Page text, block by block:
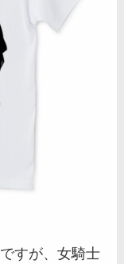
すが、女騎士